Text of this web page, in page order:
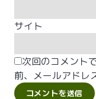
サイト
次回のコメント
前、メールアドレ